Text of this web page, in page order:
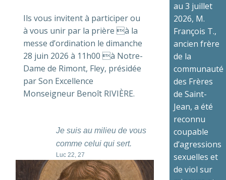
Ils vous invitent à participer ou
à vous unir par la prière à la
messe d’ordination le dimanche
28 juin 2026 à 11h00 à Notre-
Dame de Rimont, Fley, présidée
par Son Excellence
Monseigneur Benoît RIVIÈRE.
Je suis au milieu de vous
comme celui qui sert.
Luc 22, 27
au 3 juillet
2026, M.
François T.,
ancien frère
de la
communauté
des Frères
de Saint-
Jean, a été
reconnu
coupable
d’agressions
sexuelles et
de viol sur